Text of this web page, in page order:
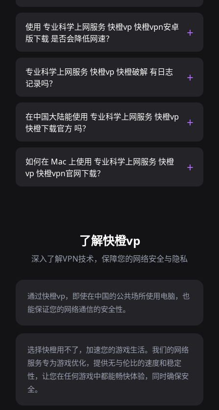
使用 专业科学上网服务 快橙vp 快橙vpn安卓
版下载 是否会降低网速？
专业科学上网服务 快橙vp 快橙破解 有日志
记录吗？
在中国大陆能使用 专业科学上网服务 快橙vp
快橙下载官方 吗？
如何在 Mac 上使用 专业科学上网服务 快橙
vp 快橙vpn官网下载？
了解快橙vp
深入了解VPN技术，保障您的网络安全与隐私
通过快橙vp，即使在中国的公共场所使用电脑，也
能保证您的网络通信的安全性。
选择快橙用不了，加速您的游戏生活。我们的网络
服务专为游戏优化，提供无与伦比的速度和稳定
性，让您在任何游戏中都能畅快体验，同时确保安
全。